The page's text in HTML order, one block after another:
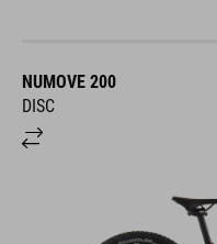
NUMOVE 200
DISC